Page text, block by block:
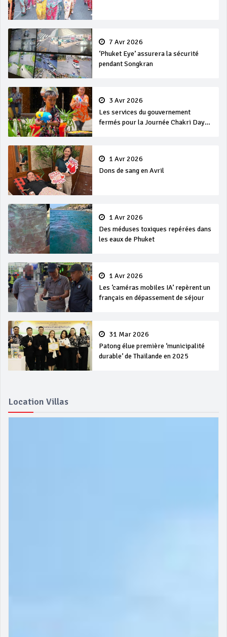
7 Avr 2026
‘Phuket Eye’ assurera la sécurité
pendant Songkran
3 Avr 2026
Les services du gouvernement
fermés pour la Journée Chakri Day
1 Avr 2026
Dons de sang en Avril
1 Avr 2026
Des méduses toxiques repérées dans
les eaux de Phuket
1 Avr 2026
Les ‘caméras mobiles IA’ repèrent un
français en dépassement de séjour
31 Mar 2026
Patong élue première ‘municipalité
durable’ de Thaïlande en 2025
Location Villas